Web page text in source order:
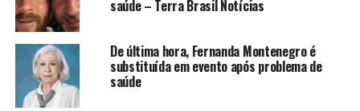
posicionou sobre o assunto afirmando que a mãe estaria
apenas querendo ganhar visualizações nas redes sociais
com a sua gravidez. “E aproveitar para promover jogos de
azar”,afirmou a influenciadora digital, destacando que a
mãe estaria usando o nome dela e de seu filho
momentos antes de promover jogos na rede social.
saúde – Terra Brasil Notícias
De última hora, Fernanda Montenegro é
substituída em evento após problema de
saúde